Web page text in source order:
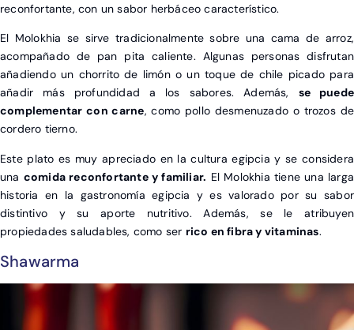
reconfortante, con un sabor herbáceo característico.
El Molokhia se sirve tradicionalmente sobre una cama de arroz,
acompañado de pan pita caliente. Algunas personas disfrutan
añadiendo un chorrito de limón o un toque de chile picado para
añadir más profundidad a los sabores. Además, se puede
complementar con carne, como pollo desmenuzado o trozos de
cordero tierno.
Este plato es muy apreciado en la cultura egipcia y se considera
una comida reconfortante y familiar. El Molokhia tiene una larga
historia en la gastronomía egipcia y es valorado por su sabor
distintivo y su aporte nutritivo. Además, se le atribuyen
propiedades saludables, como ser rico en fibra y vitaminas.
Shawarma